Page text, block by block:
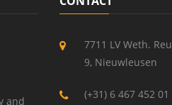
and
7711 LV Weth.
9, Nieuwleusen
(+31) 6 467 452 01